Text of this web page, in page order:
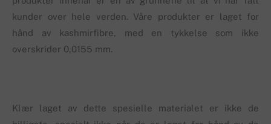
kunder over hele verden. Våre produkter er laget for
hånd av kashmirfibre, med en tykkelse som ikke
overskrider 0,0155 mm.
Klær laget av dette spesielle materialet er ikke de